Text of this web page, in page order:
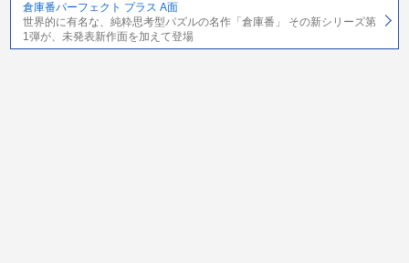
倉庫番パーフェクト プラス A面
世界的に有名な、純粋思考型パズルの名作「倉庫番」 その新シリーズ第
1弾が、未発表新作面を加えて登場